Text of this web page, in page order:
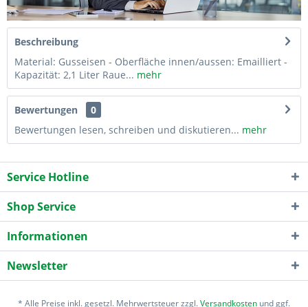
Beschreibung
Material: Gusseisen - Oberfläche innen/aussen: Emailliert -
Kapazität: 2,1 Liter Raue... mehr
Bewertungen
0
Bewertungen lesen, schreiben und diskutieren... mehr
Service Hotline
Shop Service
Informationen
Newsletter
* Alle Preise inkl. gesetzl. Mehrwertsteuer zzgl.Versandkosten und ggf.